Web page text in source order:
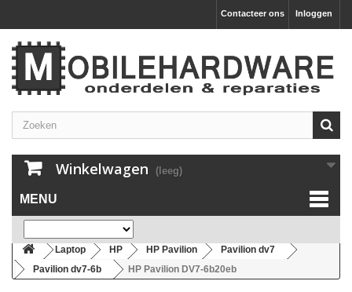
Inloggen
Contacteer ons
Winkelwagen (leeg)
MENU
Laptop HP HP Pavilion
Pavilion dv7
Pavilion dv7-6b
HP Pavilion DV7-6b20eb